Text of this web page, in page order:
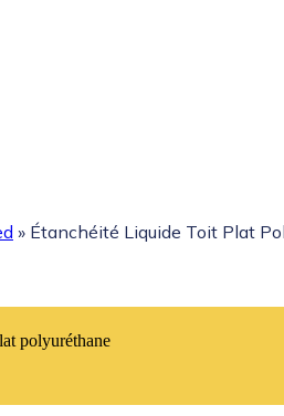
» Étanchéité Liquide Toit Plat